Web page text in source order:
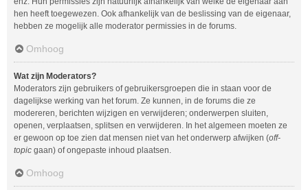
hen heeft toegewezen. Ook afhankelijk van de beslissing van de eigenaar,
hebben ze mogelijk alle moderator permissies in de forums.
Omhoog
Wat zijn Moderators?
Moderators zijn gebruikers of gebruikersgroepen die in staan voor de
dagelijkse werking van het forum. Ze kunnen, in de forums die ze
modereren, berichten wijzigen en verwijderen; onderwerpen sluiten,
openen, verplaatsen, splitsen en verwijderen. In het algemeen moeten ze
er gewoon op toe zien dat mensen niet van het onderwerp afwijken (off-
topic gaan) of ongepaste inhoud plaatsen.
Omhoog